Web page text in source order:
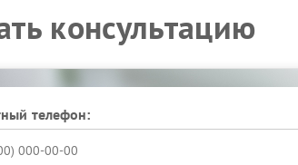
консультацию
телефон: